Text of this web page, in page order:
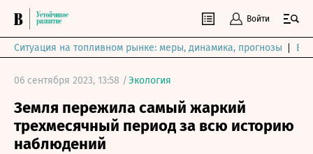
Войти
Ситуация на топливном рынке: меры, динамика, прогнозы
06 сентября 2023, 13:58 /Экология
Земля пережила самый жаркий
трехмесячный период за всю историю
наблюдений